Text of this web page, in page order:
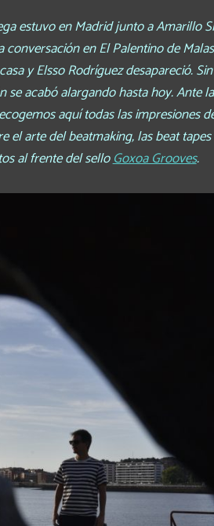
estuvo en Madrid junto a Amarillo
conversación en El Palentino de
y Elsso Rodríguez desapareció.
acabó alargando hasta hoy. Ante
aquí todas las impresiones
arte del beatmaking, las beat
al frente del selloGoxoa Grooves.